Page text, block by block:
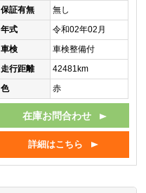
保証有無
無し
年式
令和02年02月
車検
車検整備付
走行距離
42481km
色
赤
在庫お問合わせ
詳細はこちら